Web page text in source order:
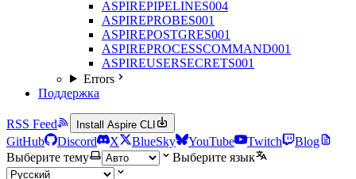
ASPIREPIPELINES004
ASPIREPROBES001
ASPIREPOSTGRES001
ASPIREPROCESSCOMMAND001
ASPIREUSERSECRETS001
Errors
Поддержка
RSS Feed Install Aspire CLI
GitHub Discord X BlueSky YouTube Twitch
Blog
Выберите тему
Выберите язык